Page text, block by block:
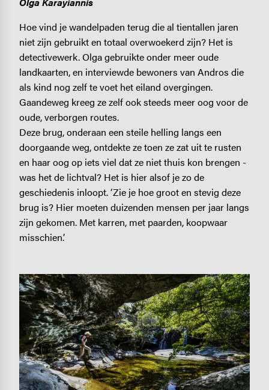
Hoe vind je wandelpaden terug die al tientallen jaren
niet zijn gebruikt en totaal overwoekerd zijn? Het is
detectivewerk. Olga gebruikte onder meer oude
landkaarten, en interviewde bewoners van Andros die
als kind nog zelf te voet het eiland overgingen.
Gaandeweg kreeg ze zelf ook steeds meer oog voor de
oude, verborgen routes.
Deze brug, onderaan een steile helling langs een
doorgaande weg, ontdekte ze toen ze zat uit te rusten
en haar oog op iets viel dat ze niet thuis kon brengen -
was het de lichtval? Het is hier alsof je zo de
geschiedenis inloopt. ‘Zie je hoe groot en stevig deze
brug is? Hier moeten duizenden mensen per jaar langs
zijn gekomen. Met karren, met paarden, koopwaar
misschien.’
Image